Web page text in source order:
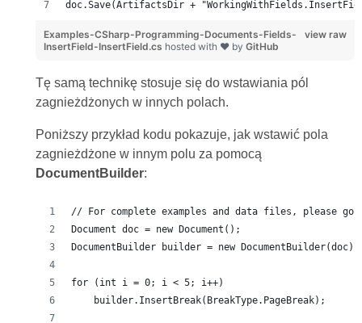
doc.Save(ArtifactsDir +
view raw
Examples-CSharp-Programming-Documents-Fields-
InsertField-InsertField.cs hosted with ❤ by GitHub
Tę samą technikę stosuje się do wstawiania pól
zagnieżdżonych w innych polach.
Poniższy przykład kodu pokazuje, jak wstawić pola
zagnieżdżone w innym polu za pomocą
DocumentBuilder:
// For complete examples and data files, please go
Document doc = new Document();
DocumentBuilder builder = new DocumentBuilder(doc);
for (int i = 0; i < 5; i++)
    builder.InsertBreak(BreakType.PageBreak);